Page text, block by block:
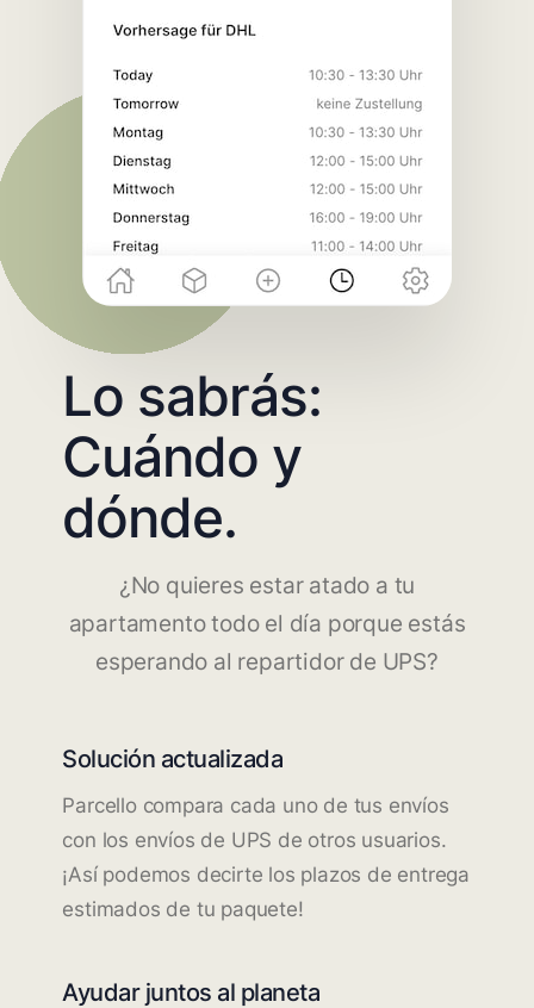
Lo sabrás:
Cuándo y
dónde.
¿No quieres estar atado a tu
apartamento todo el día porque estás
esperando al repartidor de UPS?
Solución actualizada
Parcello compara cada uno de tus envíos
con los envíos de UPS de otros usuarios.
¡Así podemos decirte los plazos de entrega
estimados de tu paquete!
Ayudar juntos al planeta